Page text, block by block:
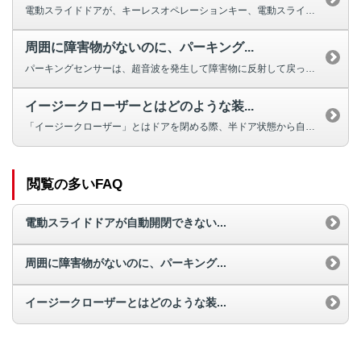
周囲に障害物がないのに、パーキング...
パーキングセンサーは、超音波を発生して障害物に反射して戻ってくるまでの時間...
イージークローザーとはどのような装...
「イージークローザー」とはドアを閉める際、半ドア状態から自動的にドアを引き...
閲覧の多いFAQ
電動スライドドアが自動開閉できない...
周囲に障害物がないのに、パーキング...
イージークローザーとはどのような装...